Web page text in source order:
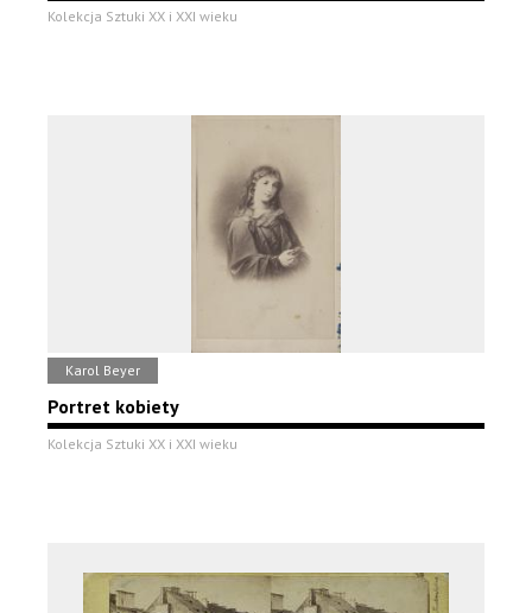
Kolekcja Sztuki XX i XXI wieku
Karol Beyer
Portret kobiety
Kolekcja Sztuki XX i XXI wieku